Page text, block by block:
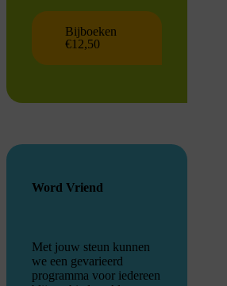
Bijboeken
€12,50
Word Vriend
Met jouw steun kunnen
we een gevarieerd
programma voor iedereen